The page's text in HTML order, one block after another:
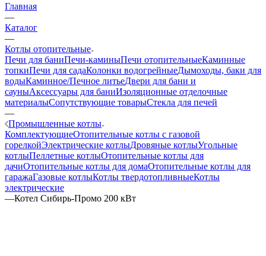
Главная
—
Каталог
—
Котлы отопительные
Печи для баниПечи-каминыПечи отопительныеКаминные
топкиПечи для садаКолонки водогрейныеДымоходы, баки для
водыКаминное/Печное литьеДвери для бани и
сауныАксессуары для баниИзоляционные отделочные
материалыСопутствующие товарыСтекла для печей
—
Промышленные котлы
КомплектующиеОтопительные котлы с газовой
горелкойЭлектрические котлыДровяные котлыУгольные
котлыПеллетные котлыОтопительные котлы для
дачиОтопительные котлы для домаОтопительные котлы для
гаражаГазовые котлыКотлы твердотопливныеКотлы
электрические
—Котел Сибирь-Промо 200 кВт